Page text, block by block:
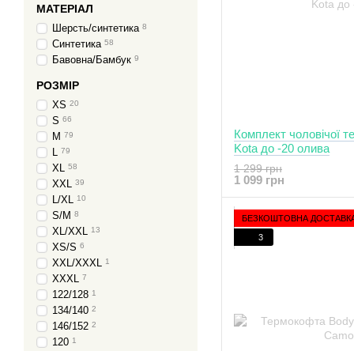
Комплект чоловічої
Kota до -20 олива
1 299 грн
1 099 грн
БЕЗКОШТОВНА
3
МАТЕРІАЛ
Шерсть/синтетика 8
Синтетика 58
Бавовна/Бамбук 9
РОЗМІР
XS 20
S 66
M 79
L 79
XL 58
XXL 39
L/XL 10
S/M 8
XL/XXL 13
XS/S 6
XXL/XXXL 1
XXXL 7
122/128 1
134/140 2
146/152 2
120 1